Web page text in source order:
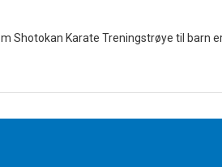
Shotokan Karate Treningstrøye til